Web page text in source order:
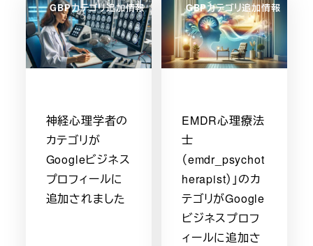
GBPカテゴリ追加情報
神経心理学者の
カテゴリが
Googleビジネス
プロフィールに
追加されました
GBPカテゴリ追加情報
EMDR心理療法
士
（emdr_psychot
herapist）」のカ
テゴリがGoogle
ビジネスプロフ
ィールに追加さ